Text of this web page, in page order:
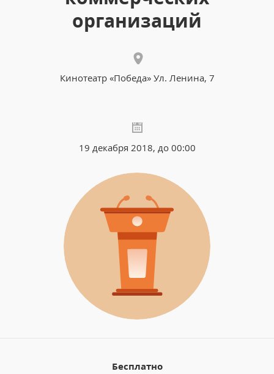
организаций
Кинотеатр «Победа» Ул. Ленина, 7
19 декабря 2018, до 00:00
Бесплатно